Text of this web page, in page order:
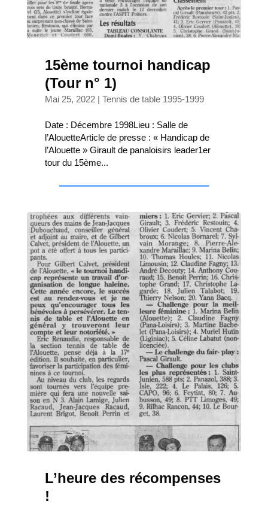
15ème tournoi handicap
(Tour n° 1)
Mai 25, 2022| Tennis de table 1995-1999
Date : Décembre 1998Lieu : Salle de
l’AlouetteArticle de presse : « Handicap de
l’Alouette » Girault de panaloisirs leader1er
tour du 15ème...
L’heure des récompenses
!